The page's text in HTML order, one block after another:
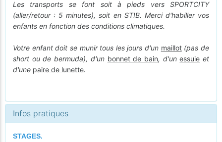
Les transports se font soit à pieds vers SPORTCITY
(aller/retour : 5 minutes), soit en STIB. Merci d'habiller vos
enfants en fonction des conditions climatiques.
Votre enfant doit se munir tous les jours d'un maillot(pas de
short ou de bermuda), d'un bonnet de bain, d'unessuie et
d'une paire de lunette.
Infos pratiques
STAGES.